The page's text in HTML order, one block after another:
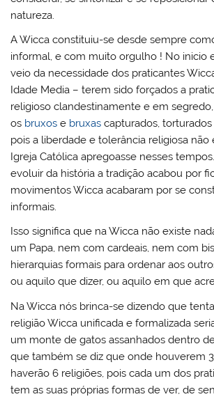
natureza.
A Wicca constituiu-se desde sempre
informal, e com muito orgulho ! No inicio
veio da necessidade dos praticantes
Idade Media – terem sido forçados a
religioso clandestinamente e em
os bruxos e bruxas capturados,
pois a liberdade e tolerância religiosa não
Igreja Católica apregoasse nesses
evoluir da história a tradição acabou por
movimentos Wicca acabaram por se
informais.
Isso significa que na Wicca não existe
um Papa, nem com cardeais, nem com
hierarquias formais para ordenar aos
ou aquilo que dizer, ou aquilo em que
Na Wicca nós brinca-se dizendo que
religião Wicca unificada e formalizada
um monte de gatos assanhados dentro
que também se diz que onde houverem
haverão 6 religiões, pois cada um dos
tem as suas próprias formas de ver, de